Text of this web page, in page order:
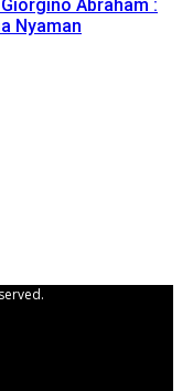
Abraham :
Nyaman